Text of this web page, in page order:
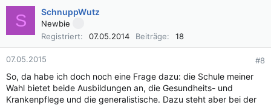
S SchnuppWutz
Newbie
Registriert
07.05.2014 Beiträge 18
07.05.2015 #8
So, da habe ich doch noch eine Frage dazu: die Schule meiner
Wahl bietet beide Ausbildungen an, die Gesundheits- und
Krankenpflege und die generalistische. Dazu steht aber bei der